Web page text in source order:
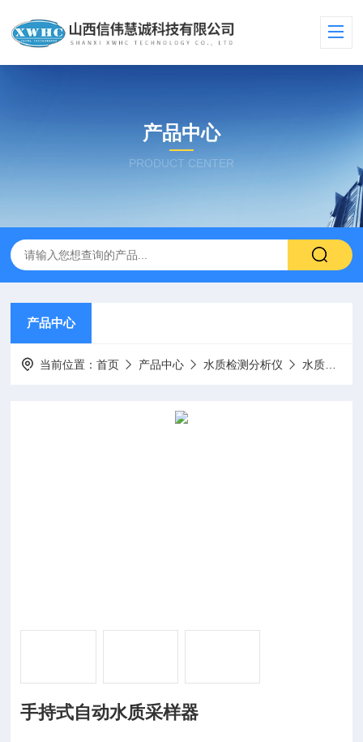
产品中心
PRODUCT CENTER
产品中心
当前位置：首页 产品中心 水质检测分析仪 水质采样器
手持式自动水质采样器